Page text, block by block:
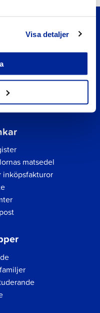
Visa detaljer
matsedel
inköpsfakturor